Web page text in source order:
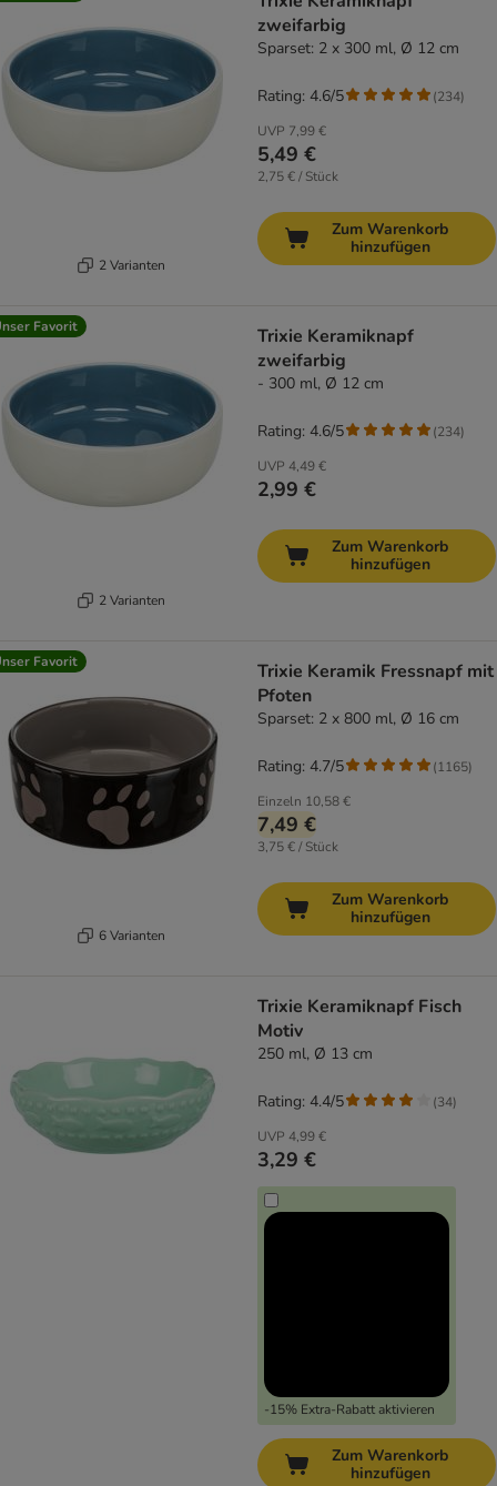
2 Varianten
zweifarbig
Sparset: 2 x 300 ml, Ø 12 cm
UVP 7,99 €
5,49 €
2,75 € / Stück
Rating: 4.6/5 (234)
Zum Warenkorb
hinzufügen
Favorit
2 Varianten
Trixie Keramiknapf
zweifarbig
- 300 ml, Ø 12 cm
UVP 4,49 €
2,99 €
Rating: 4.6/5 (234)
Zum Warenkorb
hinzufügen
Favorit
6 Varianten
Trixie Keramik Fressnapf mit
Pfoten
Sparset: 2 x 800 ml, Ø 16 cm
Einzeln 10,58 €
7,49 €
3,75 € / Stück
Rating: 4.7/5 (1165)
Zum Warenkorb
hinzufügen
Trixie Keramiknapf Fisch
Motiv
250 ml, Ø 13 cm
UVP 4,99 €
3,29 €
-15% Extra-Rabatt aktivieren
Rating: 4.4/5 (34)
Zum Warenkorb
hinzufügen